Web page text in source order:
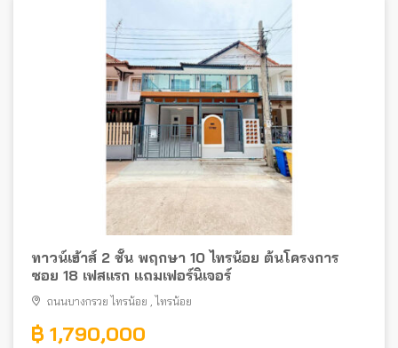
ทาวน์เฮ้าส์ 2 ชั้น พฤกษา 10 ไทรน้อย ต้นโครงการ
ซอย 18 เฟสแรก แถมเฟอร์นิเจอร์
ถนนบางกรวย ไทรน้อย ไทรน้อย
฿ 1,790,000